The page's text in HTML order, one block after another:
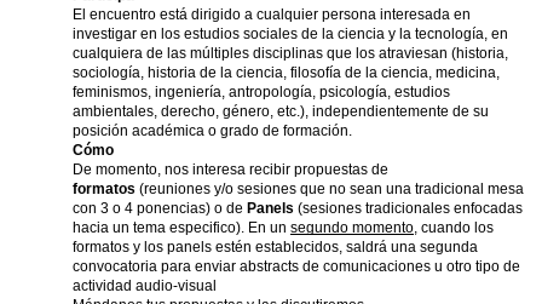
El encuentro está dirigido a cualquier persona interesada en
investigar en los estudios sociales de la ciencia y la tecnología, en
cualquiera de las múltiples disciplinas que los atraviesan (historia,
sociología, historia de la ciencia, filosofía de la ciencia, medicina,
feminismos, ingeniería, antropología, psicología, estudios
ambientales, derecho, género, etc.), independientemente de su
posición académica o grado de formación.
Cómo
De momento, nos interesa recibir propuestas de
formatos (reuniones y/o sesiones que no sean una tradicional mesa
con 3 o 4 ponencias) o de Panels (sesiones tradicionales enfocadas
hacia un tema especifico). En un segundo momento, cuando los
formatos y los panels estén establecidos, saldrá una segunda
convocatoria para enviar abstracts de comunicaciones u otro tipo de
actividad audio-visual